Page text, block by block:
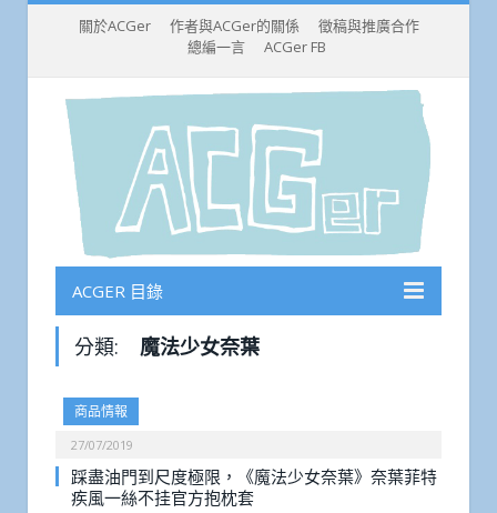
關於ACGer 作者與ACGer的關係
徵稿與推廣合作
總編一言
ACGer FB
ACGER 目錄
分類: 魔法少女奈葉
商品情報
27/07/2019
踩盡油門到尺度極限，《魔法少女奈葉》奈葉菲特
疾風一絲不挂官方抱枕套